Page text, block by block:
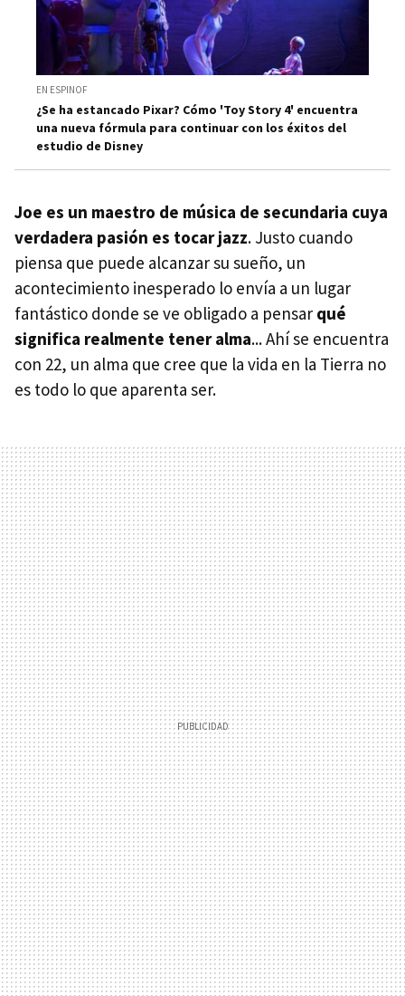
EN ESPINOF
¿Se ha estancado Pixar? Cómo 'Toy Story 4' encuentra
una nueva fórmula para continuar con los éxitos del
estudio de Disney
Joe es un maestro de música de secundaria cuya
verdadera pasión es tocar jazz. Justo cuando
piensa que puede alcanzar su sueño, un
acontecimiento inesperado lo envía a un lugar
fantástico donde se ve obligado a pensar qué
significa realmente tener alma... Ahí se encuentra
con 22, un alma que cree que la vida en la Tierra no
es todo lo que aparenta ser.